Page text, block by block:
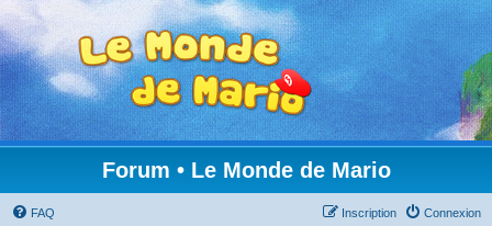
Forum • Le Monde de Mario
FAQ Connexion
Inscription